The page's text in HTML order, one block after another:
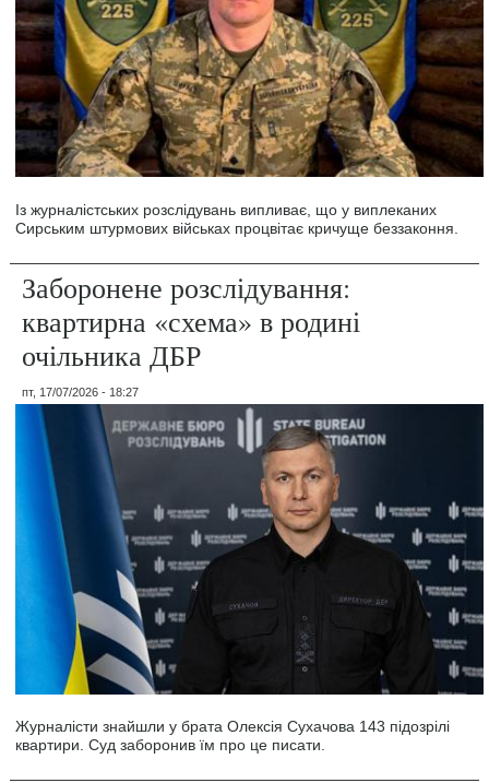
Із журналістських розслідувань випливає, що у виплеканих
Сирським штурмових військах процвітає кричуще беззаконня.
Заборонене розслідування:
квартирна «схема» в родині
очільника ДБР
пт, 17/07/2026 - 18:27
Журналісти знайшли у брата Олексія Сухачова 143 підозрілі
квартири. Суд заборонив їм про це писати.